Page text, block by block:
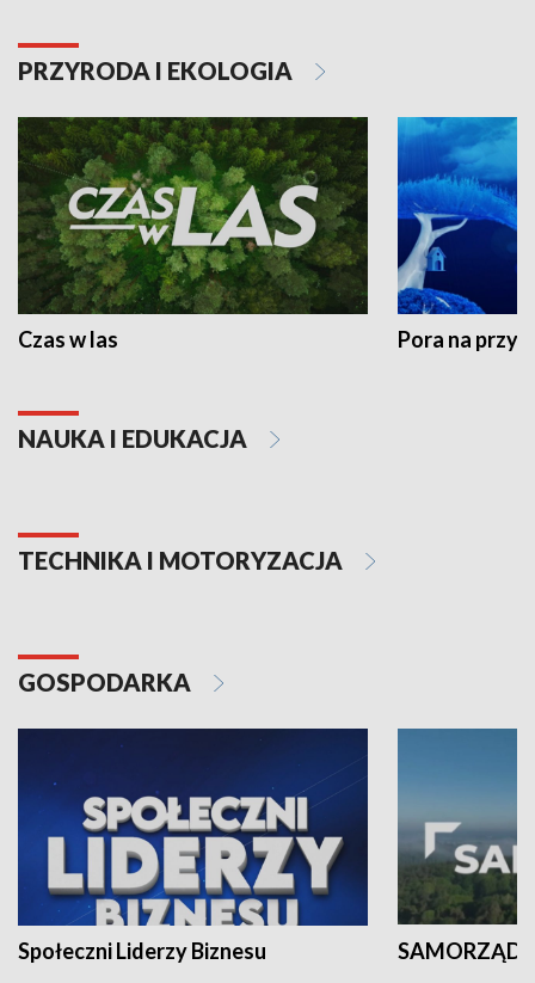
PRZYRODA I EKOLOGIA
Czas w las Pora na
NAUKA I EDUKACJA
TECHNIKA I MOTORYZACJA
GOSPODARKA
Społeczni Liderzy Biznesu SAMORZĄD